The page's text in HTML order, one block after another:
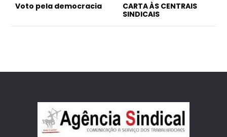
Voto pela democracia
CARTA ÀS CENTRAIS
SINDICAIS